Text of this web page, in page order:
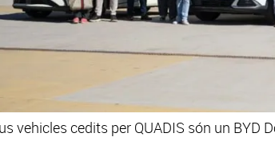
vehicles cedits per QUADIS són un BYD